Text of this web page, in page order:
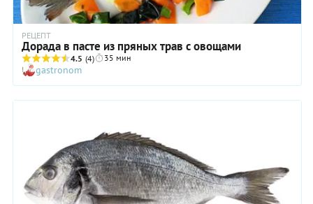
РЕЦЕПТ
Дорада в пасте из пряных трав с овощами
4.5 (4) 35 мин
gastronom